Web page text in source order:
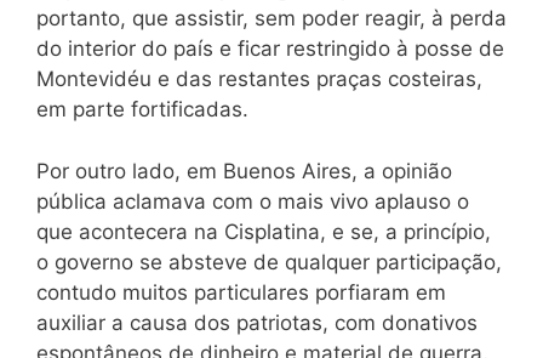
portanto, que assistir, sem poder reagir, à perda
do interior do país e ficar restringido à posse de
Montevidéu e das restantes praças costeiras,
em parte fortificadas.
Por outro lado, em Buenos Aires, a opinião
pública aclamava com o mais vivo aplauso o
que acontecera na Cisplatina, e se, a princípio,
o governo se absteve de qualquer participação,
contudo muitos particulares porfiaram em
auxiliar a causa dos patriotas, com donativos
espontâneos de dinheiro e material de guerra,